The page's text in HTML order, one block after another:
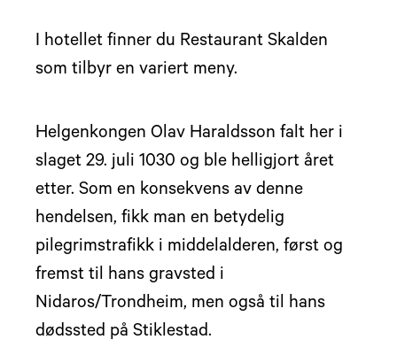
I hotellet finner du Restaurant Skalden
som tilbyr en variert meny.
Helgenkongen Olav Haraldsson falt her i
slaget 29. juli 1030 og ble helligjort året
etter. Som en konsekvens av denne
hendelsen, fikk man en betydelig
pilegrimstrafikk i middelalderen, først og
fremst til hans gravsted i
Nidaros/Trondheim, men også til hans
dødssted på Stiklestad.